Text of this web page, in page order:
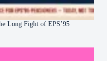
Long Fight of EPS’95